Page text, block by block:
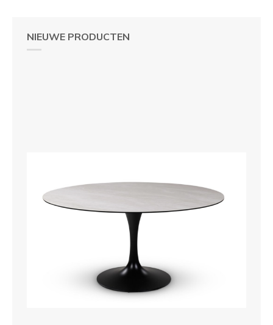
NIEUWE PRODUCTEN